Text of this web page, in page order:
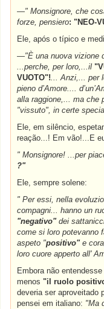
—" Monsignore, che
forze, pensiero: "NEO-
Ele, após o típico e
—"È una nuova vizione
...perche, per loro,...il
VUOTO"!... Anzi,... per
pieno d’Amore....
alla raggione,... ma che
"vissuto", in certe
Ele, em silêncio,
reação...! Em vão!...E
" Monsignore! ...per
?"
Ele, sempre solene:
" Per essi, nella
compagni... hanno un
"negativo"dei
come si loro potevanno
aspeto "positivo"e
loro cuore apperto all'
Embora não
menos"il ruolo
deveria ser aproveitado
pensei em italiano: "Ma